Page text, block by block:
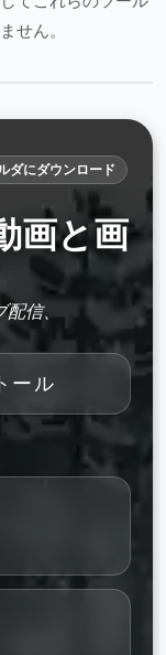
せん。
ダにダウンロード
画と画
信、
ール